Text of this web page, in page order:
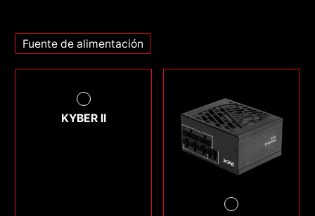
Fuente de alimentación
KYBER II